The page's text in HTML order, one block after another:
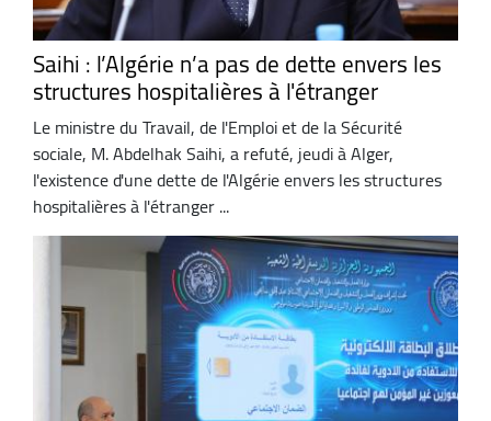
Saihi : l’Algérie n’a pas de dette envers les
structures hospitalières à l'étranger
Le ministre du Travail, de l'Emploi et de la Sécurité
sociale, M. Abdelhak Saihi, a refuté, jeudi à Alger,
l'existence d'une dette de l'Algérie envers les structures
hospitalières à l'étranger ...